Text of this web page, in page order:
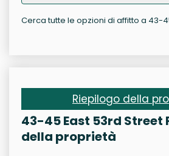
Cerca tutte le opzioni di affitto a 43-
Riepilogo della
43-45 East 53rd Street
della proprietà